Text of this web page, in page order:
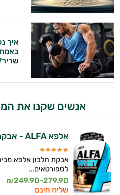
איך
באמת
אנשים שקנו את
אלפא ALFA - אבקת החלבון מס׳ 1 בישראל
לספורטאים...
249.90-279.90
₪
שליח חינם